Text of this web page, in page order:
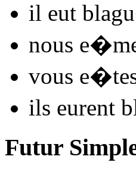
il eut blagu
nous
vous
ils eurent
Futur